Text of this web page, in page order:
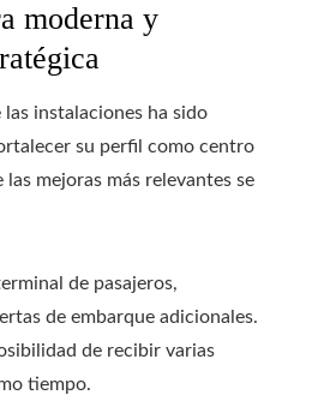
moderna y
las instalaciones ha sido
su perfil como centro
mejoras más relevantes se
de pasajeros,
de embarque adicionales.
de recibir varias
tiempo.